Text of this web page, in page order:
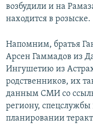
возбудили и на
находится в розыске.
Напомним, братья
Арсен Гаммадов из
Ингушетию из
родственников, их
данным СМИ со
региону,
планировании